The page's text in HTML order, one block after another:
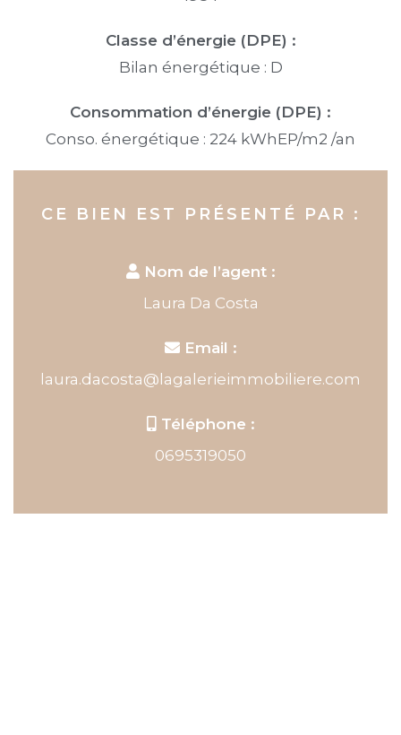
Classe d’énergie (DPE) :
Bilan énergétique : D
Consommation d’énergie (DPE) :
Conso. énergétique : 224 kWhEP/m2 /an
CE BIEN EST PRÉSENTÉ PAR :
Nom de l’agent :
Laura Da Costa
Email :
laura.dacosta@lagalerieimmobiliere.com
Téléphone :
0695319050